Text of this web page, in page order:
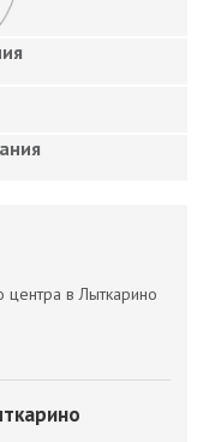
центра в Лыткарино